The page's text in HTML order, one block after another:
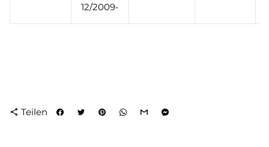
12/2009-
share Teilen